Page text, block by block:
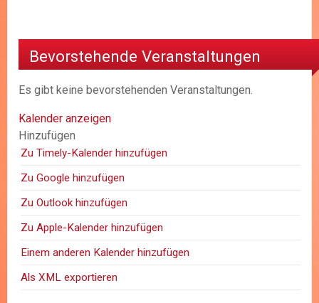
Bevorstehende Veranstaltungen
Es gibt keine bevorstehenden Veranstaltungen.
Kalender anzeigen
Hinzufügen
Zu Timely-Kalender hinzufügen
Zu Google hinzufügen
Zu Outlook hinzufügen
Zu Apple-Kalender hinzufügen
Einem anderen Kalender hinzufügen
Als XML exportieren